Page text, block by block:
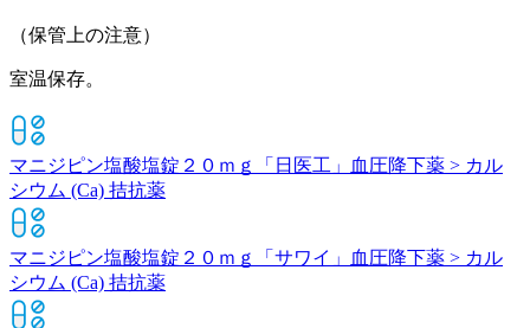
（保管上の注意）
室温保存。
マニジピン塩酸塩錠２０ｍｇ「日医工」
血圧降下薬 > カル
シウム (Ca) 拮抗薬
マニジピン塩酸塩錠２０ｍｇ「サワイ」
血圧降下薬 > カル
シウム (Ca) 拮抗薬